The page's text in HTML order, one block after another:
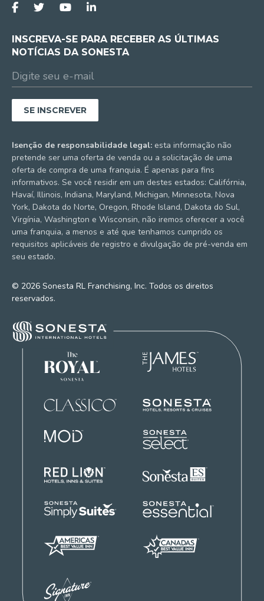
INSCREVA-SE PARA RECEBER AS ÚLTIMAS
NOTÍCIAS DA SONESTA
Isenção de responsabilidade legal: esta informação não
pretende ser uma oferta de venda ou a solicitação de uma
oferta de compra de uma franquia. É apenas para fins
informativos. Se você residir em um destes estados: Califórnia,
Havaí, Illinois, Indiana, Maryland, Michigan, Minnesota, Nova
York, Dakota do Norte, Oregon, Rhode Island, Dakota do Sul,
Virgínia, Washington e Wisconsin, não iremos oferecer a você
uma franquia, a menos e até que tenhamos cumprido os
requisitos aplicáveis de registro e divulgação de pré-venda em
seu estado.
© 2026 Sonesta RL Franchising, Inc. Todos os direitos
reservados.